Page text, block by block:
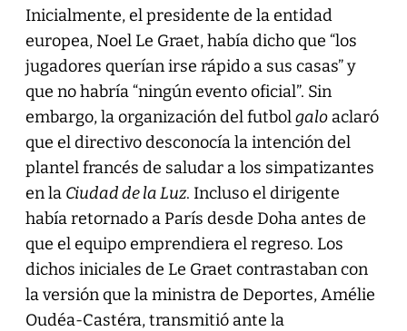
Inicialmente, el presidente de la entidad
europea, Noel Le Graet, había dicho que “los
jugadores querían irse rápido a sus casas” y
que no habría “ningún evento oficial”. Sin
embargo, la organización del futbolgaloaclaró
que el directivo desconocía la intención del
plantel francés de saludar a los simpatizantes
en la Ciudad de la Luz. Incluso el dirigente
había retornado a París desde Doha antes de
que el equipo emprendiera el regreso. Los
dichos iniciales de Le Graet contrastaban con
la versión que la ministra de Deportes, Amélie
Oudéa-Castéra, transmitió ante la